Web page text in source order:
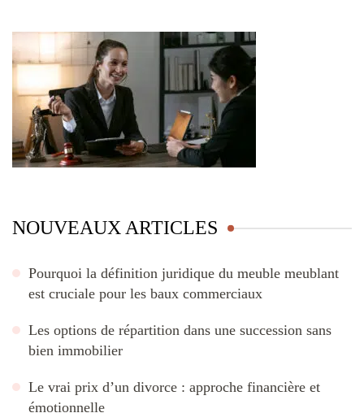
NOUVEAUX ARTICLES
Pourquoi la définition juridique du meuble meublant
est cruciale pour les baux commerciaux
Les options de répartition dans une succession sans
bien immobilier
Le vrai prix d’un divorce : approche financière et
émotionnelle